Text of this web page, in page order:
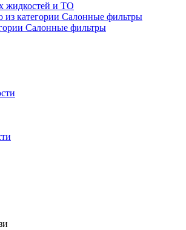
жидкостей и ТО
из категории Салонные фильтры
Салонные фильтры